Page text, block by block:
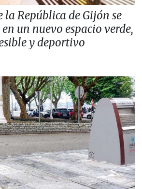
la República de Gijón se
un nuevo espacio verde,
y deportivo